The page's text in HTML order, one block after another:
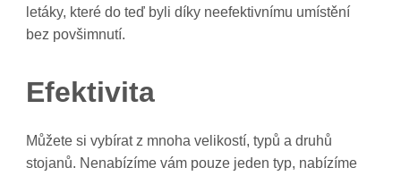
letáky, které do teď byli díky neefektivnímu umístění
bez povšimnutí.
Efektivita
Můžete si vybírat z mnoha velikostí, typů a druhů
stojanů. Nenabízíme vám pouze jeden typ, nabízíme